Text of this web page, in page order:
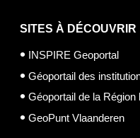
SITES À DÉCOUVRIR
INSPIRE Geoportal
Géoportail des
Géoportail de la Région
GeoPunt Vlaanderen